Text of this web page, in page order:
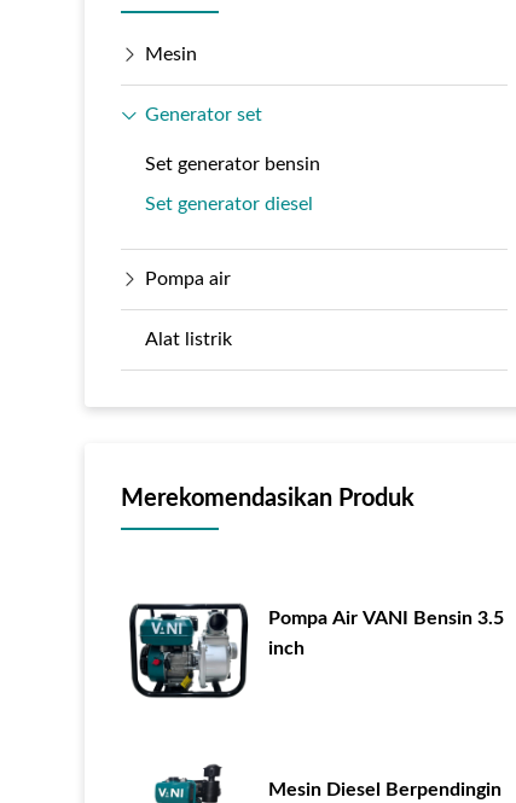
Mesin
Generator set
Set generator bensin
Set generator diesel
Pompa air
Alat listrik
Merekomendasikan Produk
Pompa Air VANI Bensin 3.5
inch
Mesin Diesel Berpendingin